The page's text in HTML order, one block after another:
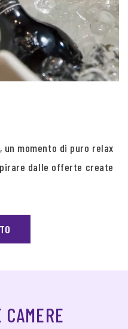
un momento di puro relax
dalle offerte create